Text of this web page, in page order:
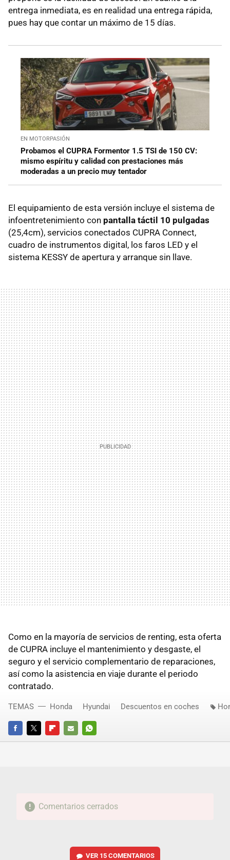
entrega inmediata, es en realidad una entrega rápida,
pues hay que contar un máximo de 15 días.
EN MOTORPASIÓN
Probamos el CUPRA Formentor 1.5 TSI de 150 CV:
mismo espíritu y calidad con prestaciones más
moderadas a un precio muy tentador
El equipamiento de esta versión incluye el sistema de
infoentretenimiento con pantalla táctil 10 pulgadas
(25,4cm), servicios conectados CUPRA Connect,
cuadro de instrumentos digital, los faros LED y el
sistema KESSY de apertura y arranque sin llave.
Como en la mayoría de servicios de renting, esta oferta
de CUPRA incluye el mantenimiento y desgaste, el
seguro y el servicio complementario de reparaciones,
así como la asistencia en viaje durante el periodo
contratado.
FACEBOOKTWITTERFLIPBOARD
E-
WHATSAPP
TEMAS Honda Hyundai Descuentos en coches
Comentarios cerrados
VER 15 COMENTARIOS